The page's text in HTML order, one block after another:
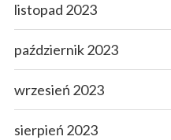
listopad 2023
październik 2023
wrzesień 2023
sierpień 2023